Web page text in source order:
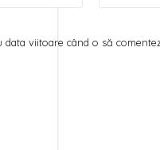
viitoare când o să